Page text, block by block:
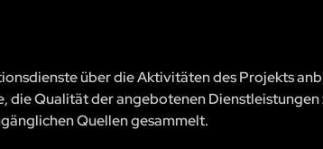
über die Aktivitäten des Projekts
die Qualität der angebotenen
Quellen gesammelt.